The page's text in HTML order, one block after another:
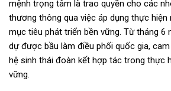
mệnh trọng tâm là trao quyền cho các
thương thông qua việc áp dụng thực
mục tiêu phát triển bền vững. Từ tháng 6
dự được bầu làm điều phối quốc gia,
hệ sinh thái đoàn kết hợp tác trong thực
vững.